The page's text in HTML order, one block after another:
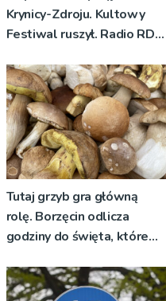
Krynicy-Zdroju. Kultowy
Festiwal ruszył. Radio RDN
żywo [ZDJĘCIA]
Tutaj grzyb gra główną
rolę. Borzęcin odlicza
godziny do święta, które
pokoleń